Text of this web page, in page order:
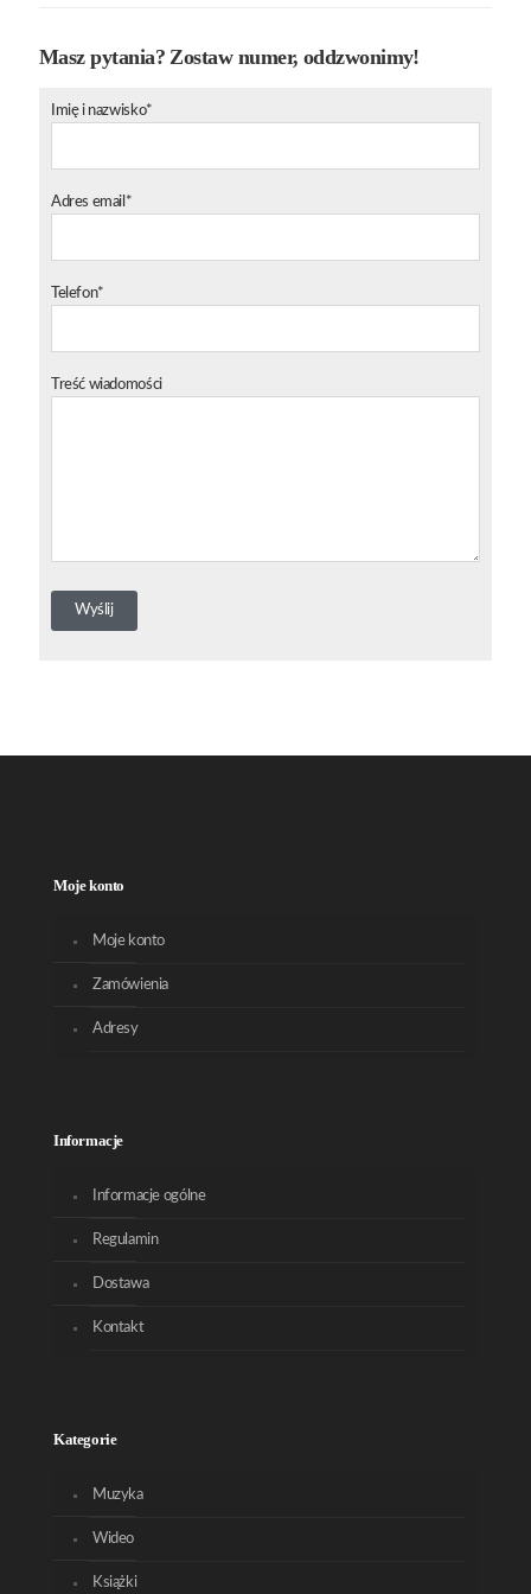
Masz pytania? Zostaw numer, oddzwonimy!
Imię i nazwisko*
Adres email*
Telefon*
Treść wiadomości
Moje konto
Moje konto
Zamówienia
Adresy
Informacje
Informacje ogólne
Regulamin
Dostawa
Kontakt
Kategorie
Muzyka
Wideo
Książki